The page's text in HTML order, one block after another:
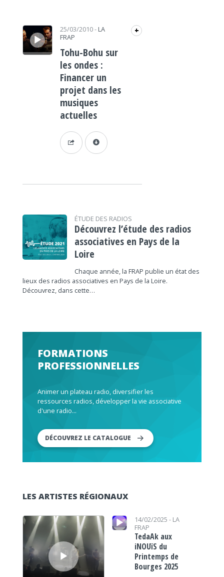
Lecteur audio 25/03/2010- LA
FRAP
+
Tohu-Bohu sur
les ondes :
Financer un
projet dans les
musiques
actuelles
ÉTUDE DES RADIOS
Découvrez l’étude des radios
associatives en Pays de la
Loire
Chaque année, la FRAP publie un état des
lieux des radios associatives en Pays de la Loire.
Découvrez, dans cette…
FORMATIONS
PROFESSIONNELLES
Animer un plateau radio, diversifier les
ressources radios, développer la vie associative
d'une radio...
DÉCOUVREZ LE CATALOGUE
LES ARTISTES RÉGIONAUX
Lecteur audio
Lecteur audio 14/02/2025 - LA
FRAP
TedaAk aux
iNOUïS du
Printemps de
Bourges 2025